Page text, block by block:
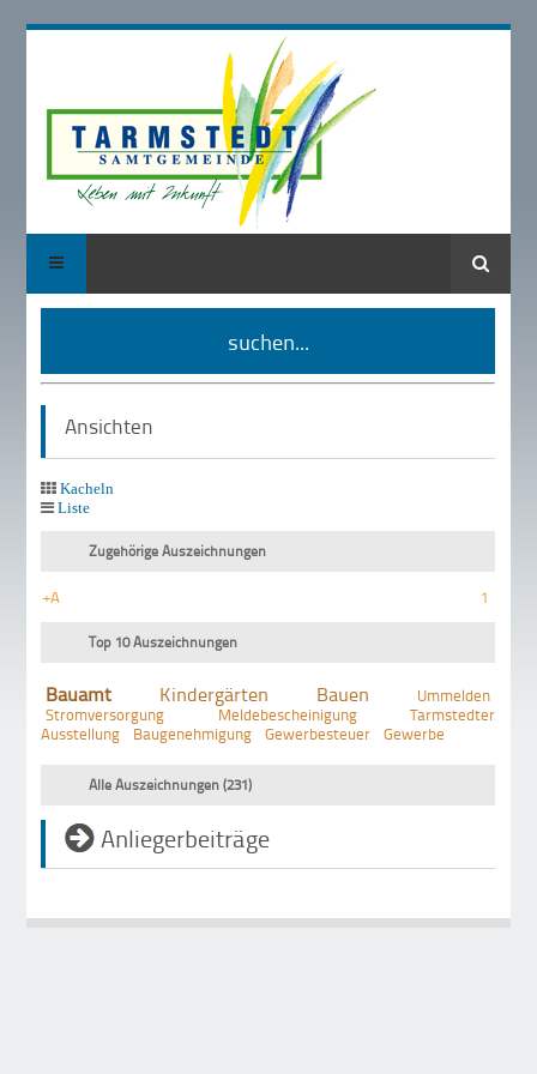
Suche
suchen...
Ansichten
Kacheln
Liste
Zugehörige Auszeichnungen
+A 1
Top 10 Auszeichnungen
Bauamt Kindergärten Bauen
Ummelden
Stromversorgung
Meldebescheinigung
Tarmstedter
Ausstellung
Baugenehmigung Gewerbesteuer Gewerbe
Alle Auszeichnungen (231)
Anliegerbeiträge